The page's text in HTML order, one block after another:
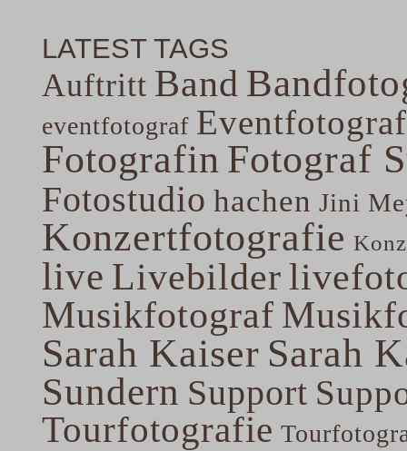
LATEST TAGS
Auftritt Band
eventfotograf
Fotografin Fotograf
Fotostudio hachen Jini
Konzertfotografie
live Livebilder
Musikfotograf
Sarah Kaiser Sarah
Sundern Support
Tourfotografie